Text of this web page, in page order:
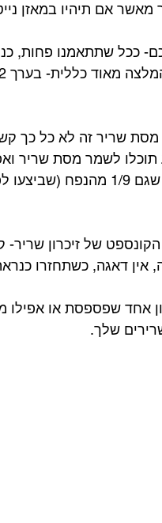
אם תיהיו במאזן
ככל שתתאמנו פחות,
שריר זה לא כל כך
לשמר מסת שריר
מסת שריר (
של זיכרון שריר-
דאגה, כשתחזרו
אחד שפספסת או אפילו
שלך.⁣